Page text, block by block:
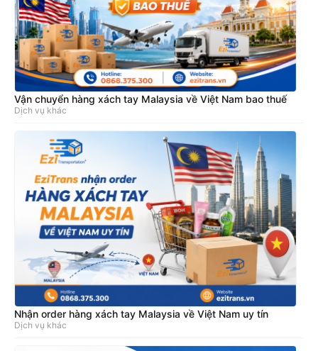
Vận chuyển hàng xách tay Malaysia về Việt Nam bao thuế
Dịch vụ khác
Nhận order hàng xách tay Malaysia về Việt Nam uy tín
Dịch vụ khác